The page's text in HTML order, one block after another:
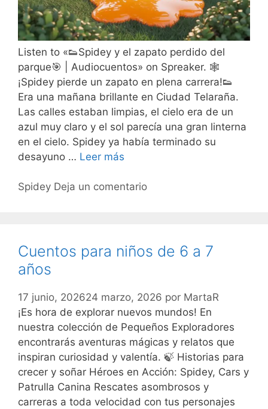
Listen to «👟Spidey y el zapato perdido del
parque🎯 | Audiocuentos» on Spreaker. 🕸️
¡Spidey pierde un zapato en plena carrera!👟
Era una mañana brillante en Ciudad Telaraña.
Las calles estaban limpias, el cielo era de un
azul muy claro y el sol parecía una gran linterna
en el cielo. Spidey ya había terminado su
desayuno … Leer más
Spidey Deja un comentario
Cuentos para niños de 6 a 7
años
17 junio, 202624 marzo, 2026 por MartaR
¡Es hora de explorar nuevos mundos! En
nuestra colección de Pequeños Exploradores
encontrarás aventuras mágicas y relatos que
inspiran curiosidad y valentía. 🍃 Historias para
crecer y soñar Héroes en Acción: Spidey, Cars y
Patrulla Canina Rescates asombrosos y
carreras a toda velocidad con tus personajes